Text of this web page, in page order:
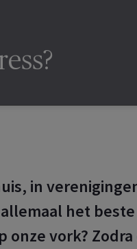
in
het
onze vork?